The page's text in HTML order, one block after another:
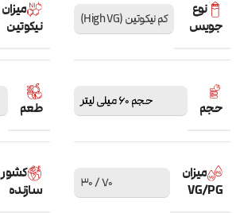
نوع
جویس
کم نیکوتین (High VG)
میزان
نیکوتین
حجم حجم 60 میلی لیتر طعم
میزان
VG/PG
70 / 30
کشور
سازنده